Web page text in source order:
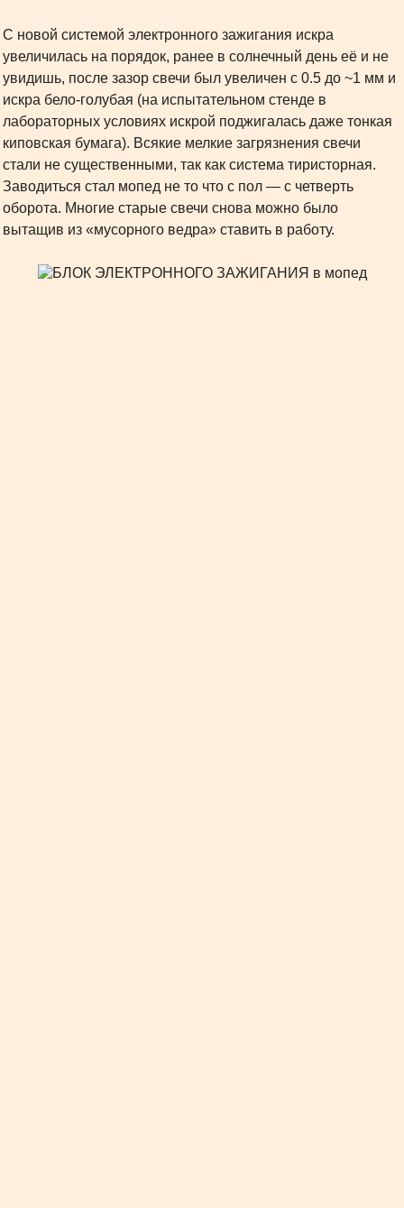
С новой системой электронного зажигания искра
увеличилась на порядок, ранее в солнечный день её и не
увидишь, после зазор свечи был увеличен с 0.5 до ~1 мм и
искра бело-голубая (на испытательном стенде в
лабораторных условиях искрой поджигалась даже тонкая
киповская бумага). Всякие мелкие загрязнения свечи
стали не существенными, так как система тиристорная.
Заводиться стал мопед не то что с пол — с четверть
оборота. Многие старые свечи снова можно было
вытащив из «мусорного ведра» ставить в работу.